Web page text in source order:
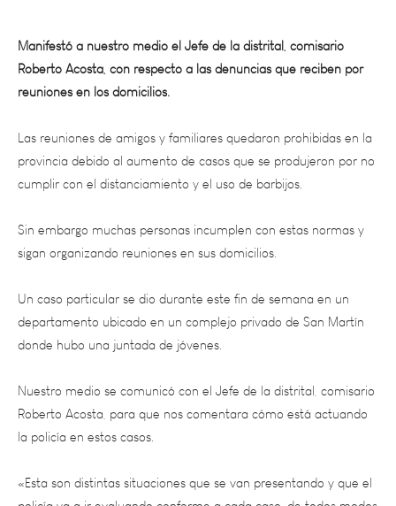
Roberto Acosta, con respecto a las denuncias que reciben por
reuniones en los domicilios.
Las reuniones de amigos y familiares quedaron prohibidas en la
provincia debido al aumento de casos que se produjeron por no
cumplir con el distanciamiento y el uso de barbijos.
Sin embargo muchas personas incumplen con estas normas y
sigan organizando reuniones en sus domicilios.
Un caso particular se dio durante este fin de semana en un
departamento ubicado en un complejo privado de San Martín
donde hubo una juntada de jóvenes.
Nuestro medio se comunicó con el Jefe de la distrital, comisario
Roberto Acosta, para que nos comentara cómo está actuando
la policía en estos casos.
«Esta son distintas situaciones que se van presentando y que el
policía va a ir evaluando conforme a cada caso, de todos modos